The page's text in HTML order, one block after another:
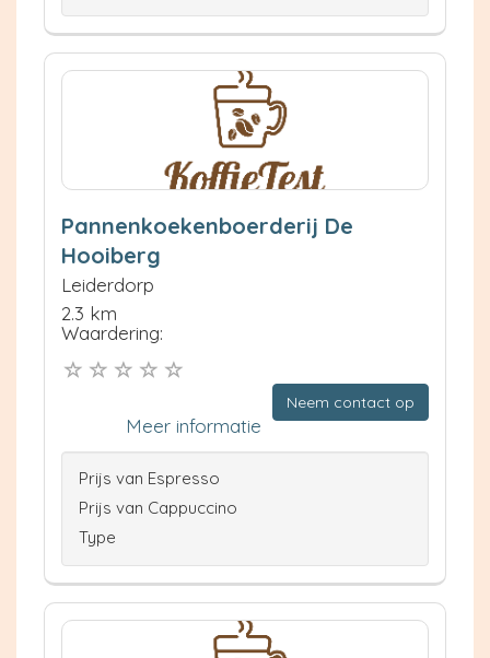
Pannenkoekenboerderij De
Hooiberg
Leiderdorp
2.3 km
Waardering:
Neem contact op
Meer informatie
Prijs van Espresso
Prijs van Cappuccino
Type